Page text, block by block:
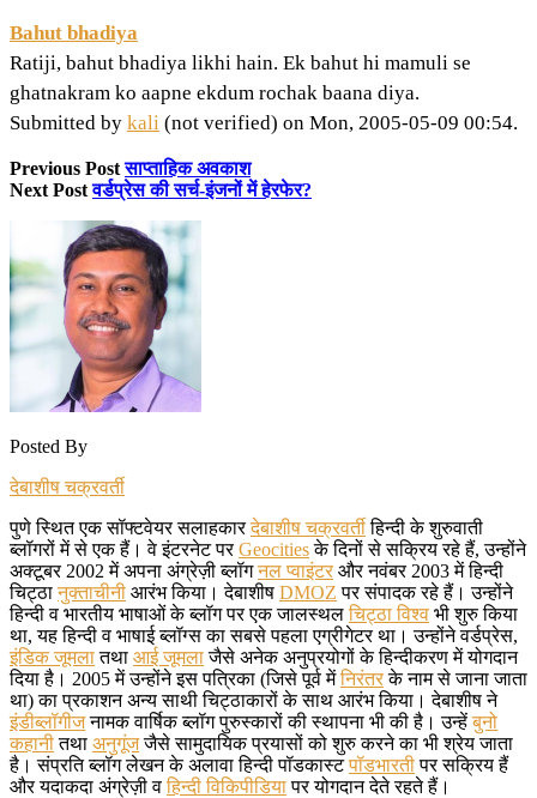
Bahut bhadiya
Ratiji, bahut bhadiya likhi hain. Ek bahut hi mamuli se
ghatnakram ko aapne ekdum rochak baana diya.
Submitted by kali (not verified) on Mon, 2005-05-09 00:54.
Previous Post साप्ताहिक अवकाश
Next Post वर्डप्रेस की सर्च-इंजनों में हेरफेर?
Posted By
देबाशीष चक्रवर्ती
पुणे स्थित एक सॉफ्टवेयर सलाहकारदेबाशीष चक्रवर्तीहिन्दी के शुरुवाती
ब्लॉगरों में से एक हैं। वे इंटरनेट परGeocitiesके दिनों से सक्रिय रहे हैं, उन्होंने
अक्टूबर 2002 में अपना अंग्रेज़ी ब्लॉगनल प्वाइंटर और नवंबर 2003 में हिन्दी
चिट्ठानुक्ताचीनी आरंभ किया। देबाशीष DMOZ पर संपादक रहे हैं। उन्होंने
हिन्दी व भारतीय भाषाओं के ब्लॉग पर एक जालस्थलचिट्ठा विश्व भी शुरु किया
था, यह हिन्दी व भाषाई ब्लॉग्स का सबसे पहला एग्रीगेटर था। उन्होंने वर्डप्रेस,
इंडिक जूमलातथा आई जूमलाजैसे अनेक अनुप्रयोगों के हिन्दीकरण में योगदान
दिया है। 2005 में उन्होंने इस पत्रिका (जिसे पूर्व मेंनिरंतरके नाम से जाना जाता
था) का प्रकाशन अन्य साथी चिट्ठाकारों के साथ आरंभ किया। देबाशीष ने
इंडीब्लॉगीजनामक वार्षिक ब्लॉग पुरुस्कारों की स्थापना भी की है। उन्हेंबुनो
कहानीतथा अनुगूंजजैसे सामुदायिक प्रयासों को शुरु करने का भी श्रेय जाता
है। संप्रति ब्लॉग लेखन के अलावा हिन्दी पॉडकास्टपॉडभारतीपर सक्रिय हैं
और यदाकदा अंग्रेज़ी वहिन्दी विकिपीडियापर योगदान देते रहते हैं।